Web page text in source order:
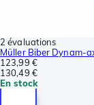
2 évaluations
Müller Biber Dynam-
123,99 €
130,49 €
En stock